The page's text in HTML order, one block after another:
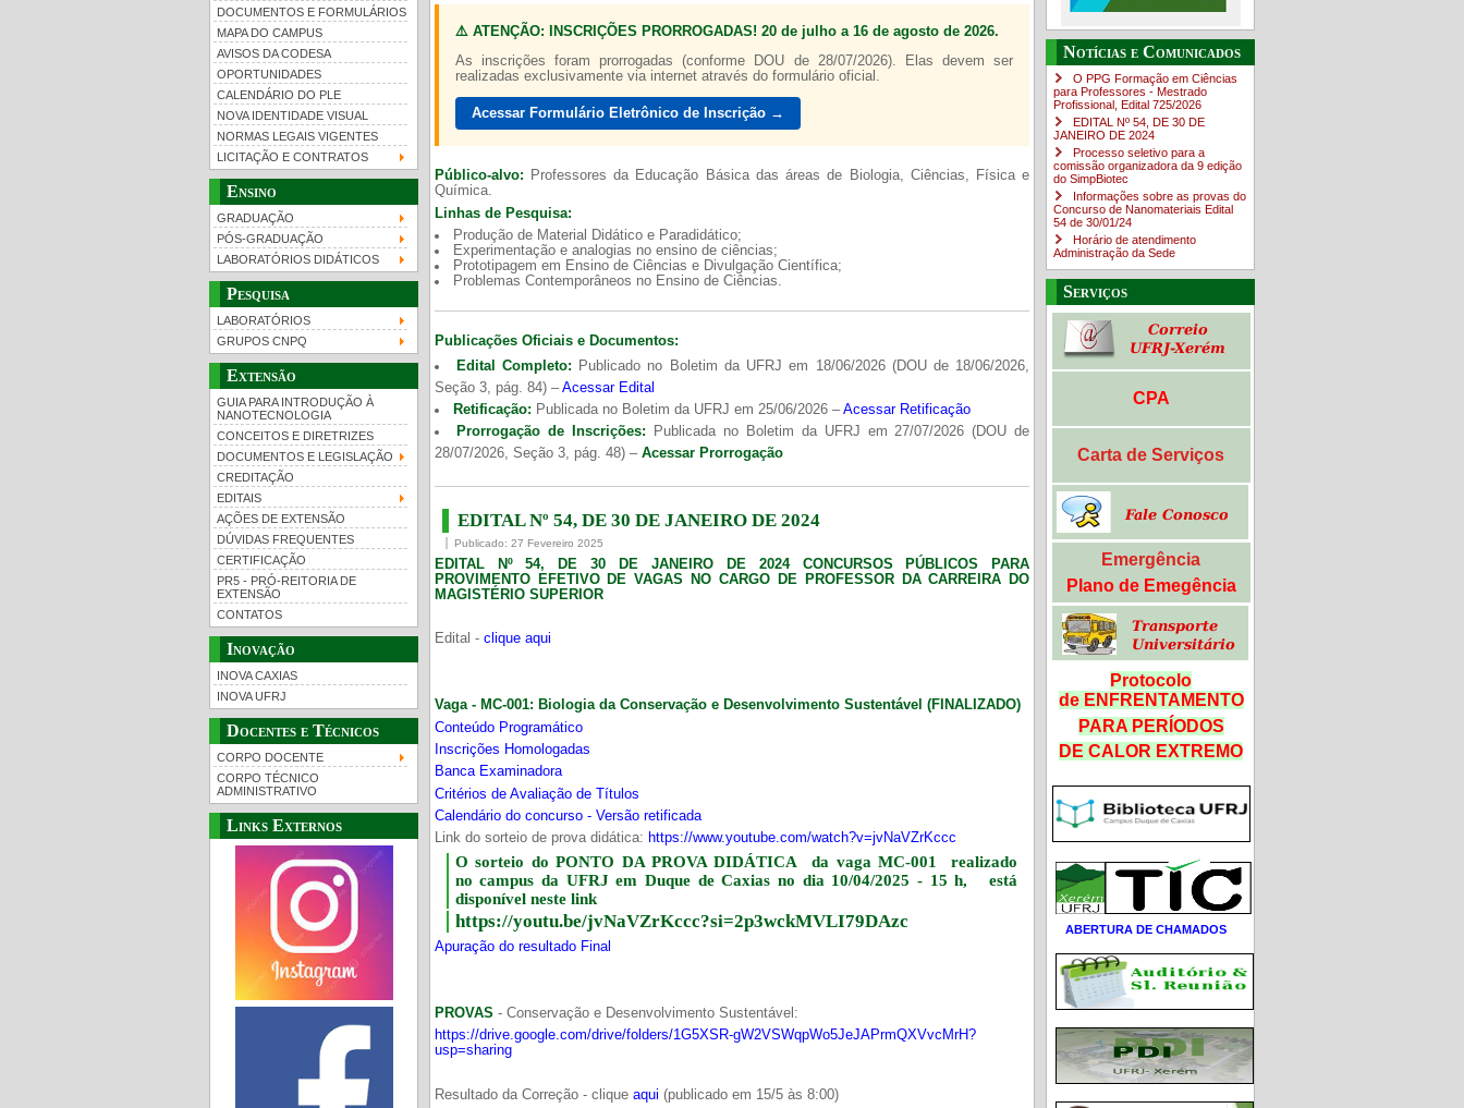
DOCUMENTOS E FORMULÁRIOS
MAPA DO CAMPUS
AVISOS DA CODESA
OPORTUNIDADES
CALENDÁRIO DO PLE
NOVA IDENTIDADE VISUAL
NORMAS LEGAIS VIGENTES
LICITAÇÃO E CONTRATOS
Ensino
GRADUAÇÃO
PÓS-GRADUAÇÃO
LABORATÓRIOS DIDÁTICOS
Pesquisa
LABORATÓRIOS
GRUPOS CNPQ
Extensão
GUIA PARA INTRODUÇÃO À
NANOTECNOLOGIA
CONCEITOS E DIRETRIZES
DOCUMENTOS E LEGISLAÇÃO
CREDITAÇÃO
EDITAIS
AÇÕES DE EXTENSÃO
DÚVIDAS FREQUENTES
CERTIFICAÇÃO
PR5 - PRÓ-REITORIA DE
EXTENSÃO
CONTATOS
Inovação
INOVA CAXIAS
INOVA UFRJ
Docentes e Técnicos
CORPO DOCENTE
CORPO TÉCNICO
ADMINISTRATIVO
Links Externos
⚠️ ATENÇÃO: INSCRIÇÕES PRORROGADAS! 20 de julho a 16 de agosto de 2026.
As inscrições foram prorrogadas (conforme DOU de 28/07/2026). Elas devem ser
realizadas exclusivamente via internet através do formulário oficial.
Acessar Formulário Eletrônico de Inscrição →
Público-alvo: Professores da Educação Básica das áreas de Biologia, Ciências, Física e
Química.
Linhas de Pesquisa:
Produção de Material Didático e Paradidático;
Experimentação e analogias no ensino de ciências;
Prototipagem em Ensino de Ciências e Divulgação Científica;
Problemas Contemporâneos no Ensino de Ciências.
Publicações Oficiais e Documentos:
Edital Completo: Publicado no Boletim da UFRJ em 18/06/2026 (DOU de 18/06/2026,
Seção 3, pág. 84) –Acessar Edital
Retificação: Publicada no Boletim da UFRJ em 25/06/2026 –Acessar Retificação
Prorrogação de Inscrições: Publicada no Boletim da UFRJ em 27/07/2026 (DOU de
28/07/2026, Seção 3, pág. 48) – Acessar Prorrogação
EDITAL Nº 54, DE 30 DE JANEIRO DE 2024
Publicado: 27 Fevereiro 2025
EDITAL Nº 54, DE 30 DE JANEIRO DE 2024 CONCURSOS PÚBLICOS PARA
PROVIMENTO EFETIVO DE VAGAS NO CARGO DE PROFESSOR DA CARREIRA DO
MAGISTÉRIO SUPERIOR
Edital - clique aqui
Vaga - MC-001: Biologia da Conservação e Desenvolvimento Sustentável (FINALIZADO)
Conteúdo Programático
Inscrições Homologadas
Banca Examinadora
Critérios de Avaliação de Títulos
Calendário do concurso - Versão retificada
Link do sorteio de prova didática: https://www.youtube.com/watch?v=jvNaVZrKccc
O sorteio do PONTO DA PROVA DIDÁTICA da vaga MC-001 realizado
no campus da UFRJ em Duque de Caxias no dia 10/04/2025 - 15 h, está
disponível neste link
https://youtu.be/jvNaVZrKccc?si=2p3wckMVLI79DAzc
Apuração do resultado Final
PROVAS - Conservação e Desenvolvimento Sustentável:
https://drive.google.com/drive/folders/1G5XSR-gW2VSWqpWo5JeJAPrmQXVvcMrH?
usp=sharing
Resultado da Correção - clique aqui (publicado em 15/5 às 8:00)
Guia do estudante
https://www.youtube.com/channel/UC46BbEKCwNCdJvi4sNpOf3w
UFRJ 100 anos Notícias e Comunicados
O PPG Formação em Ciências
para Professores - Mestrado
Profissional, Edital ​725/202​6
EDITAL Nº 54, DE 30 DE
JANEIRO DE 2024
Processo seletivo para a
comissão organizadora da 9 edição
do SimpBiotec
Informações sobre as provas do
Concurso de Nanomateriais Edital
54 de 30/01/24
Horário de atendimento
Administração da Sede
Serviços
CPA
Carta de Serviços
Emergência
Plano de Emegência
Protocolo
de ENFRENTAMENTO
PARA PERÍODOS
DE CALOR EXTREMO
ABERTURA DE CHAMADOS